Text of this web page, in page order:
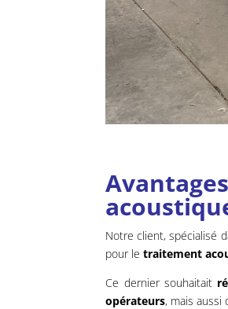
Notre client, spécialisé
pour letraitement
Ce dernier souhaitait
opérateurs, mais aussi